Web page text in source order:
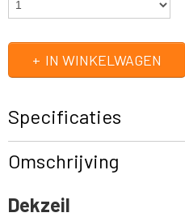
IN WINKELWAGEN
Specificaties
70-0203
5410329726621
Omschrijving
Dekzeil